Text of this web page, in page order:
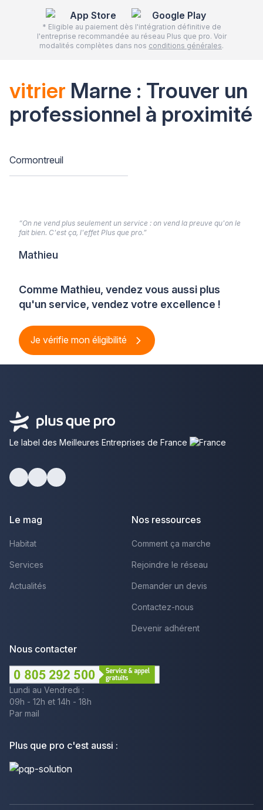
* Eligible au paiement dès l'intégration définitive de
l'entreprise recommandée au réseau Plus que pro. Voir
modalités complètes dans nos conditions générales.
vitrier Marne : Trouver un
professionnel à proximité
Cormontreuil
Comme Mathieu, vendez vous aussi plus
qu'un service, vendez votre excellence !
Je vérifie mon éligibilité
“On ne vend plus seulement un service : on vend la preuve qu'on le
fait bien. C'est ça, l'effet Plus que pro.”
Mathieu
Le label des Meilleures Entreprises de France
Le mag
Habitat
Services
Actualités
Nos ressources
Comment ça marche
Rejoindre le réseau
Demander un devis
Contactez-nous
Devenir adhérent
Nous contacter
Lundi au Vendredi :
09h - 12h et 14h - 18h
Par mail
Plus que pro c'est aussi :